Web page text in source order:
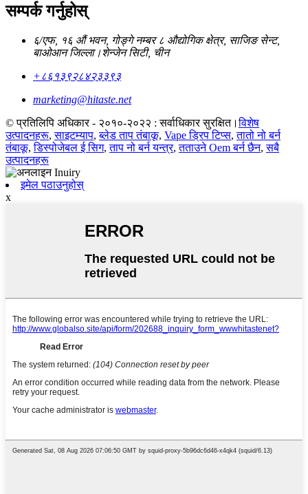
सम्पर्क गर्नुहोस्
६/एफ, १६ औं भवन, गोङ्गे नम्बर ८ औद्योगिक क्षेत्र, साजिङ सेन्ट,
बाओआन जिल्ला।शेन्जेन सिटी, चीन
+८६१३९२८४२३३९३
marketing@hitaste.net
© प्रतिलिपि अधिकार - २०१०-२०२२ : सर्वाधिकार सुरक्षित।विशेष
उत्पादनहरू,साइटम्याप,ब्लेड ताप तंबाकू, Vape ड्रिप टिप्स,तातो नो बर्न
तंबाकू,डिस्पोजेबल ई सिग,ताप नो बर्न यन्त्र,तताउने Oem बर्न छैन,सबै
उत्पादनहरू
इमेल पठाउनुहोस्
x